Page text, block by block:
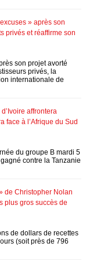
» après son
privés et réaffirme son
son projet avorté
privés, la
internationale de
affrontera
face à l’Afrique du Sud
du groupe B mardi 5
contre la Tanzanie
de Christopher Nolan
plus gros succès de
de dollars de recettes
(soit près de 796